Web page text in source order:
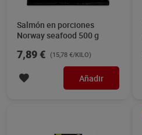
Salmón en porciones
Norway seafood 500 g
7,89 € (15,78 €/KILO)
Añadir